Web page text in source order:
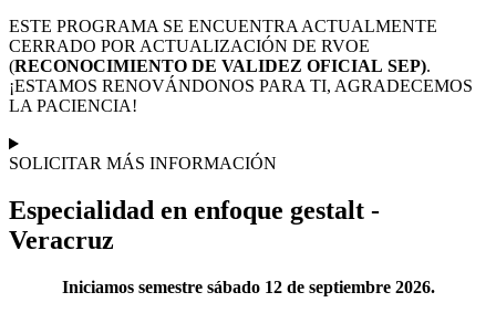
ESTE PROGRAMA SE ENCUENTRA ACTUALMENTE
CERRADO POR ACTUALIZACIÓN DE RVOE
(RECONOCIMIENTO DE VALIDEZ OFICIAL SEP).
¡ESTAMOS RENOVÁNDONOS PARA TI, AGRADECEMOS
LA PACIENCIA!
SOLICITAR MÁS INFORMACIÓN
Especialidad en enfoque gestalt -
Veracruz
Iniciamos semestre sábado 12 de septiembre 2026.